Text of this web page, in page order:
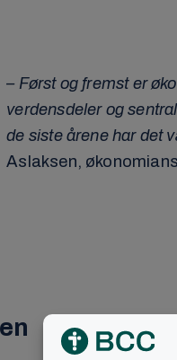
– Først og fremst er
verdensdeler og
de siste årene har det
Aslaksen,